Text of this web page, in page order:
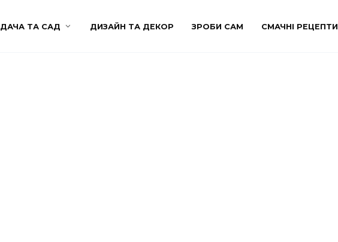
ДАЧА ТА САД ДИЗАЙН ТА ДЕКОР ЗРОБИ САМ СМАЧНІ РЕЦЕПТИ